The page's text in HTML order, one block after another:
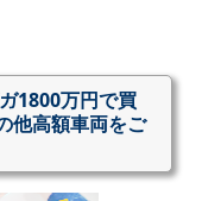
1800万円で買
他高額車両をご